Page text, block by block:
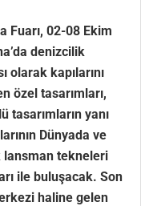
Fuarı, 02-08 Ekim
denizcilik
olarak kapılarını
özel tasarımları,
tasarımların yanı
Dünyada ve
lansman tekneleri
ile buluşacak. Son
haline gelen